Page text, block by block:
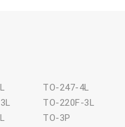
TO-247-4L
TO-220F-3L
TO-3P